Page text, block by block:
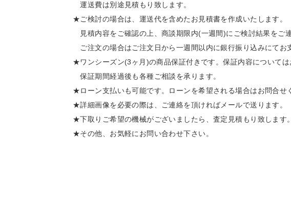
運送費は別途見積もり致します。
★ご検討の場合は、運送代を含めたお見積書を作成いたします。
見積内容をご確認の上、商談期限内(一週間)にご検討結果をご連
ご注文の場合はご注文日から一週間以内に銀行振り込みにてお
★ワンシーズン(3ヶ月)の商品保証付きです。保証内容については
保証期間経過後も各種ご相談を承ります。
★ローン支払いも可能です。ローンを希望される場合はお問合せ
★詳細画像を必要の際は、ご連絡を頂ければメールで送ります。
★下取りご希望の機械がございましたら、査定見積もり致します。
★その他、お気軽にお問い合わせ下さい。